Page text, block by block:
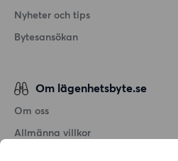
Nyheter och tips
Bytesansökan
Om lägenhetsbyte.se
Om oss
Allmänna villkor